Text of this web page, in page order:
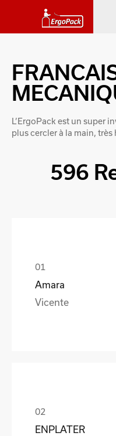
L’ErgoPack est un super
plus cercler à la main, très
596
Amara
Vicente
ENPLATER